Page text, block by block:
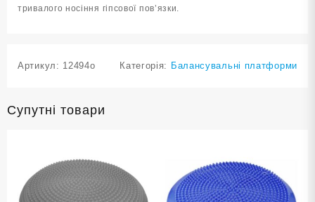
тривалого носіння гіпсової пов’язки.
Артикул: 12494o Категорія: Балансувальні платформи
Супутні товари